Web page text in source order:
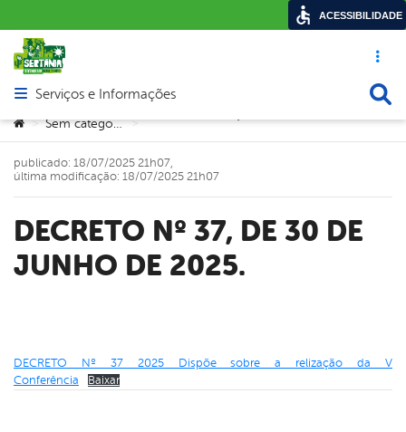
Acesso
Abrir menu principal de navegação
Serviços e Informações
Você está aqui:
> Sem categoria >
DECRETO Nº 37, DE 30 DE
JUNHO DE 2025.
publicado: 18/07/2025 21h07,
última modificação: 18/07/2025 21h07
DECRETO Nº 37 2025 Dispõe sobre a relização da V
Conferência
Baixar
ACESSIBILIDADE